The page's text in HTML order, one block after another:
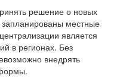
решение о новых
запланированы местные
является
в регионах. Без
внедрять